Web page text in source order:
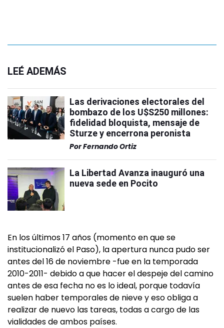
LEÉ ADEMÁS
Las derivaciones electorales del
bombazo de los U$S250 millones:
fidelidad bloquista, mensaje de
Sturze y encerrona peronista
PorFernando Ortiz
La Libertad Avanza inauguró una
nueva sede en Pocito
En los últimos 17 años (momento en que se
institucionalizó el Paso), la apertura nunca pudo ser
antes del 16 de noviembre -fue en la temporada
2010-2011- debido a que hacer el despeje del camino
antes de esa fecha no es lo ideal, porque todavía
suelen haber temporales de nieve y eso obliga a
realizar de nuevo las tareas, todas a cargo de las
vialidades de ambos países.